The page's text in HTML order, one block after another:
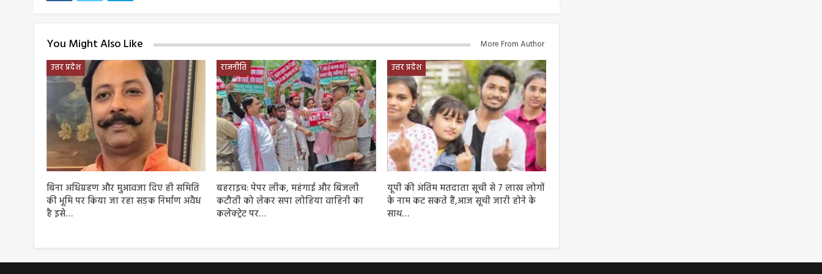
You Might Also Like
More From Author
उत्तर प्रदेश
बिना अधिग्रहण और मुआवजा दिए ही समिति
की भूमि पर किया जा रहा सड़क निर्माण अवैध
है इसे…
राजनीति
बहराइच: पेपर लीक, महंगाई और बिजली
कटौती को लेकर सपा लोहिया वाहिनी का
कलेक्ट्रेट पर…
उत्तर प्रदेश
यूपी की अंतिम मतदाता सूची से 7 लाख लोगों
के नाम कट सकते हैं,आज सूची जारी होने के
साथ…